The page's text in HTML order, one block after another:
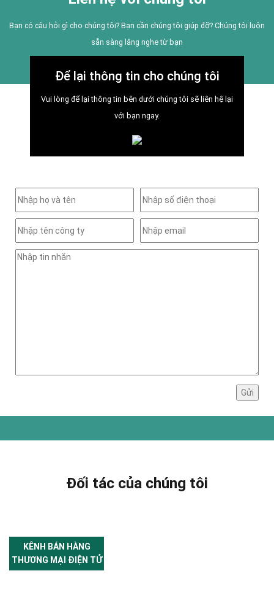
Bạn có câu hỏi gì cho chúng tôi? Bạn cần chúng tôi giúp đỡ? Chúng tôi luôn
sẵn sàng lắng nghe từ bạn
Để lại thông tin cho chúng tôi
Vui lòng để lại thông tin bên dưới chúng tôi sẽ liên hệ lại
với bạn ngay.
Đối tác của chúng tôi
KÊNH BÁN HÀNG
THƯƠNG MẠI ĐIỆN TỬ